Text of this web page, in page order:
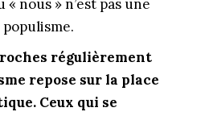
nous » n’est pas une
régulièrement
repose sur la place
Ceux qui se